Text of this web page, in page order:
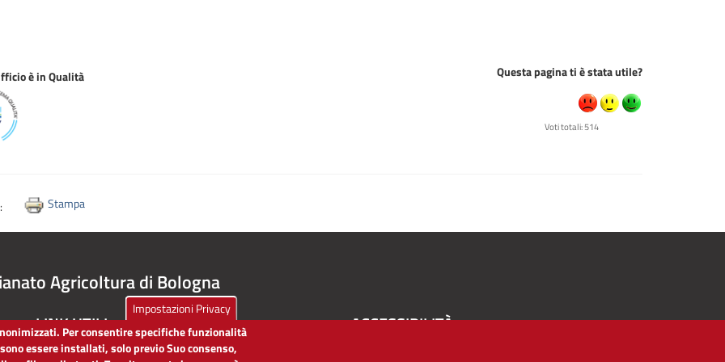
Questa pagina ti è stata utile?
Voti totali: 514
è in Qualità
Stampa
Agricoltura di Bologna
LINK UTILI ACCESSIBILITÀ
Impostazioni Privacy
Per consentire specifiche funzionalità
essere installati, solo previo Suo consenso,